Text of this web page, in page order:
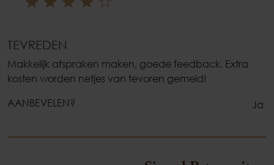
TEVREDEN
Makkelijk afspraken maken, goede feedback. Extra
kosten worden netjes van tevoren gemeld!
AANBEVELEN?
Ja